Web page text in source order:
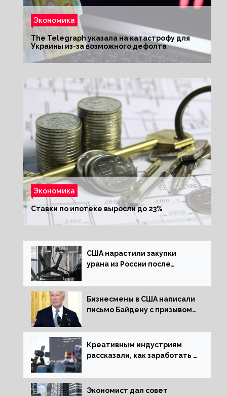
Экономика
The Telegraph указала на катастрофу для
Украины из-за возможного дефолта
Экономика
Ставки по ипотеке выросли до 23%
США нарастили закупки
урана из России после
Бизнесмены в США написали
письмо Байдену с призывом
Креативным индустриям
рассказали, как заработать 2
экономики
Экономист дал совет